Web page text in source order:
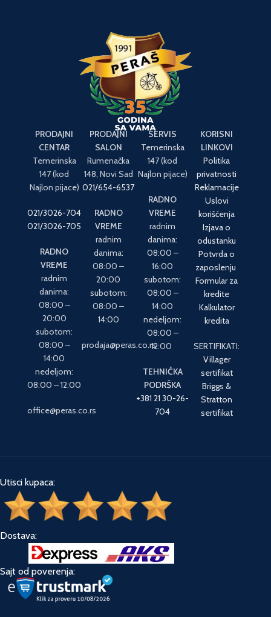
PRODAJNI
CENTAR
Temerinska
147 (kod
Najlon pijace)
021/3026-704
021/3026-705
RADNO
VREME
radnim
danima:
08:00 –
20:00
subotom:
08:00 –
14:00
nedeljom:
08:00 – 12:00
office@peras.co.rs
PRODAJNI
SALON
Rumenačka
148, Novi Sad
021/654-6537
RADNO
VREME
radnim
danima:
08:00 –
20:00
subotom:
08:00 –
14:00
prodaja@peras.co.rs
SERVIS
Temerinska
147 (kod
Najlon pijace)
RADNO
VREME
radnim
danima:
08:00 –
16:00
subotom:
08:00 –
14:00
nedeljom:
08:00 –
12:00
TEHNIČKA
PODRŠKA
+381 21 30-26-
704
KORISNI
LINKOVI
Politika
privatnosti
Reklamacije
Uslovi
korišćenja
Izjava o
odustanku
Potvrda o
zaposlenju
Formular za
kredite
Kalkulator
kredita
SERTIFIKATI:
Villager
sertifikat
Briggs &
Stratton
sertifikat
Utisci kupaca:
Dostava:
Sajt od poverenja: